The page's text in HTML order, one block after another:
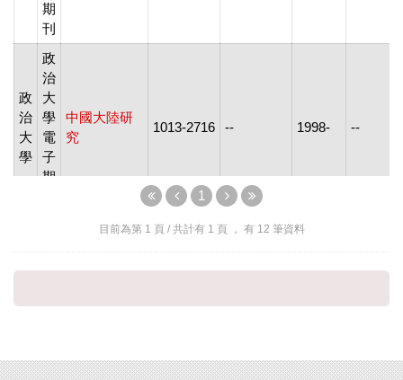
期
刊
政
治
大
學
政
治
大
學
電
子
期
中國大陸研
究
1013-2716 -- 1998- --
大
電
刊
報
1
目前為第 1 頁 / 共計有 1 頁 ， 有 12 筆資料